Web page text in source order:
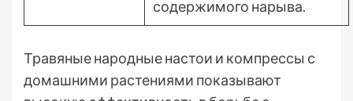
содержимого нарыва.
Травяные народные настои и компрессы с
домашними растениями показывают